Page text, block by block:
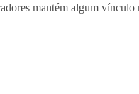
mantém algum